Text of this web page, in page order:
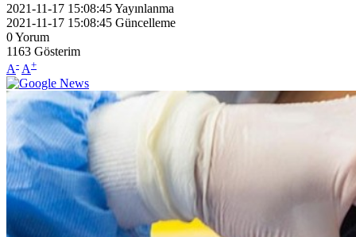
2021-11-17 15:08:45Yayınlanma
2021-11-17 15:08:45 Güncelleme
0Yorum
1163 Gösterim
A- A+